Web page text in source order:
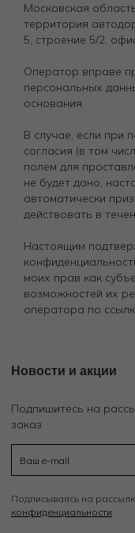
Московская
территория
5, строение 5/2,
Оператор вправе
персональных
основания.
В случае, если при
согласия (в том
полем для
не будет дано,
автоматически
действовать в
Настоящим
моих прав как
возможностей их
оператора по
Новости и акции
Подпишитесь на
заказ
Подписываясь на
конфиденциальности